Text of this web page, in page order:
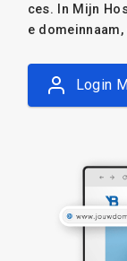
ces. In Mijn
e
Login